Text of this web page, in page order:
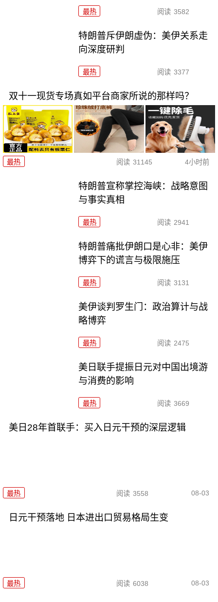
最热 阅读 3582
特朗普斥伊朗虚伪：美伊关系走
向深度研判
最热 阅读 3377
双十一现货专场真如平台商家所说的那样吗？
最热 阅读 31145 4小时前
特朗普宣称掌控海峡：战略意图
与事实真相
最热 阅读 2941
特朗普痛批伊朗口是心非：美伊
博弈下的谎言与极限施压
最热 阅读 3131
美伊谈判罗生门：政治算计与战
略博弈
最热 阅读 2475
美日联手提振日元对中国出境游
与消费的影响
最热 阅读 3669
美日28年首联手：买入日元干预的深层逻辑
最热 阅读 3558 08-03
日元干预落地 日本进出口贸易格局生变
最热 阅读 6038 08-03